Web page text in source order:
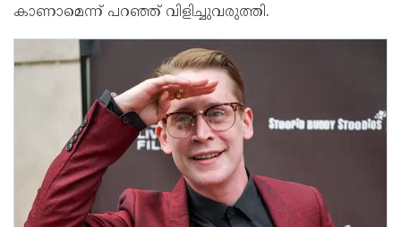
കാണാമെന്ന് പറഞ്ഞ് വിളിച്ചുവരുത്തി.